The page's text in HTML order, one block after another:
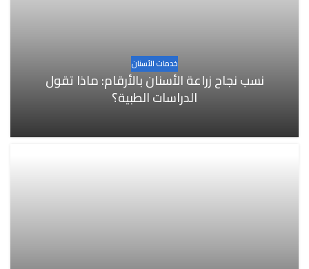
خدمات الأسنان
نسب نجاح زراعة الأسنان بالأرقام: ماذا تقول
الدراسات الطبية؟